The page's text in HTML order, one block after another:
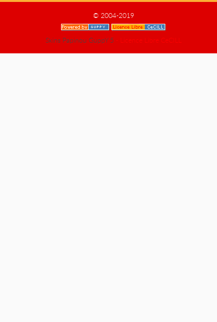
© 2004-2019
Skins Papinou GuppY 5 - Licence Libre CeCILL